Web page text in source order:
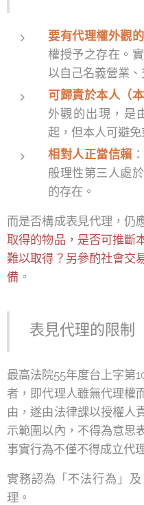
要有代理權外觀
權授予之存在。
以自己名義營業、
可歸責於本人（
外觀的出現，是
起，但本人可避
相對人正當信賴
般理性第三人處
的存在。
而是否構成表見代理，仍
取得的物品，是否可推斷
難以取得？另參酌社會交
備 。
表見代理的限制
最高法院55年度台上字第
者，即代理人雖無代理權
由，遂由法律課以授權人
示範圍以內，不得為意思
事實行為不僅不得成立代
實務認為「不法行為」
理。